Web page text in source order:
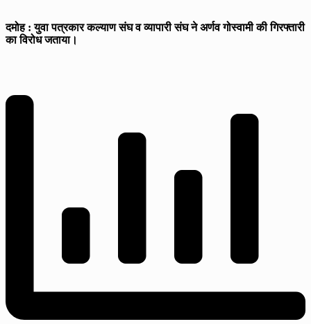
दमोह : युवा पत्रकार कल्याण संघ व व्यापारी संघ ने अर्णव गोस्वामी की गिरफ्तारी
का विरोध जताया।